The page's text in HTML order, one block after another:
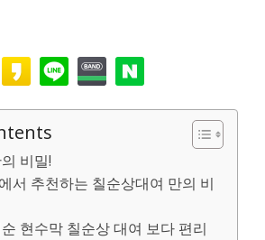
비밀!
서 추천하는 칠순상대여 만의 비
현수막 칠순상 대여 보다 편리